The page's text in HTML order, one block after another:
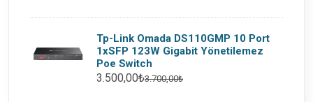
Tp-Link Omada DS110GMP 10 Port
1xSFP 123W Gigabit Yönetilemez
Poe Switch
3.500,00₺3.700,00₺